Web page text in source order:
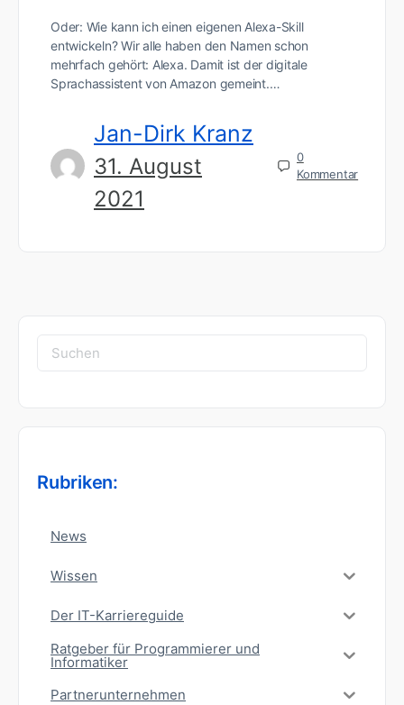
Oder: Wie kann ich einen eigenen Alexa-Skill
entwickeln? Wir alle haben den Namen schon
mehrfach gehört: Alexa. Damit ist der digitale
Sprachassistent von Amazon gemeint.…
Jan-Dirk Kranz
31. August
2021
0
Kommentar
Suchen
nach:
Rubriken:
News
Wissen
Der IT-Karriereguide
Ratgeber für Programmierer und
Informatiker
Partnerunternehmen